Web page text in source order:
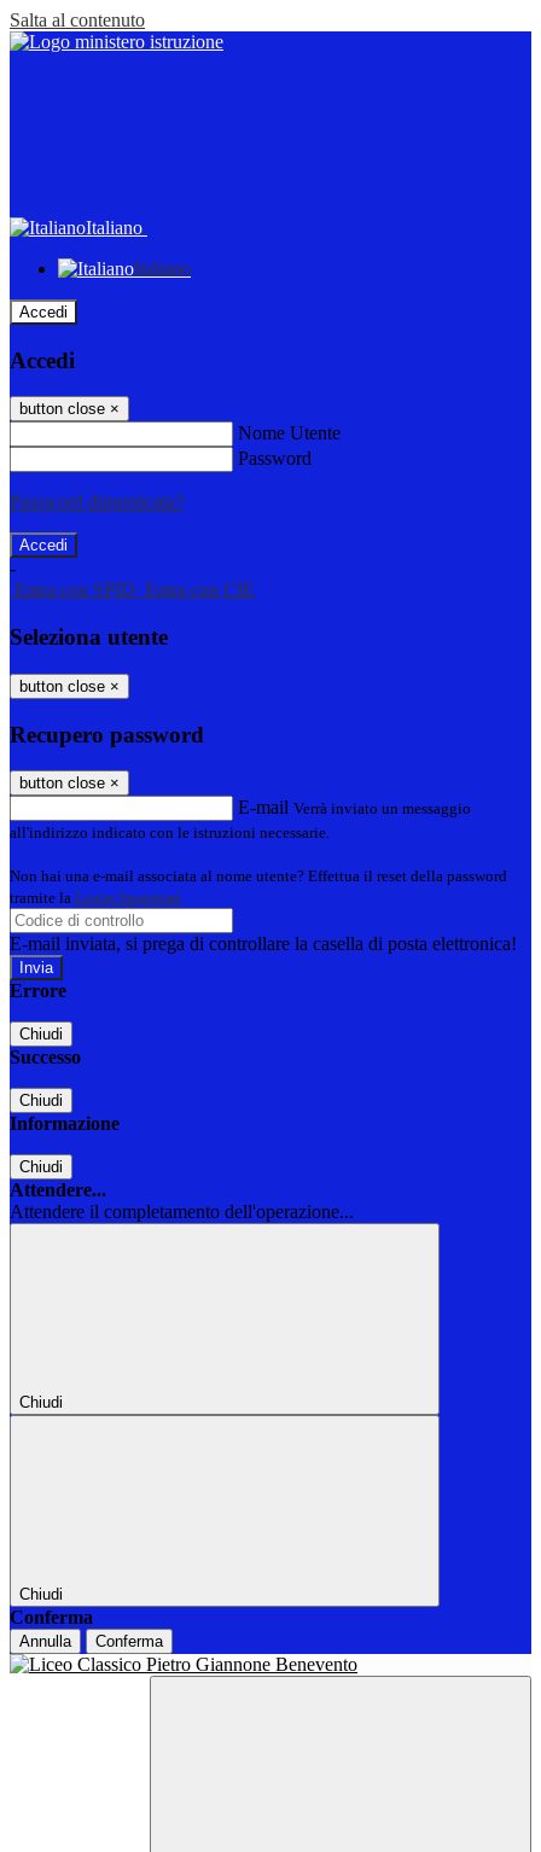
Salta al contenuto
Italiano
Italiano
Accedi
Accedi
button close ×
Nome Utente
Password
Password dimenticata?
-
Entra con SPID Entra con CIE
Seleziona utente
button close ×
Recupero password
button close ×
E-mail Verrà inviato un messaggio
all'indirizzo indicato con le istruzioni necessarie.
Non hai una e-mail associata al nome utente? Effettua il reset della password
tramite la Login Spaggiari
E-mail inviata, si prega di controllare la casella di posta elettronica!
Errore
Chiudi
Successo
Chiudi
Informazione
Chiudi
Attendere...
Attendere il completamento dell'operazione...
Chiudi
Chiudi
Conferma
Annulla Conferma